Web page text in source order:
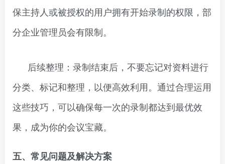
保主持人或被授权的用户拥有开始录制的权限，部
分企业管理员会有限制。
后续整理：录制结束后，不要忘记对资料进行
分类、标记和整理，以便高效利用。通过合理运用
这些技巧，可以确保每一次的录制都达到最优效
果，成为你的会议宝藏。
五、常见问题及解决方案